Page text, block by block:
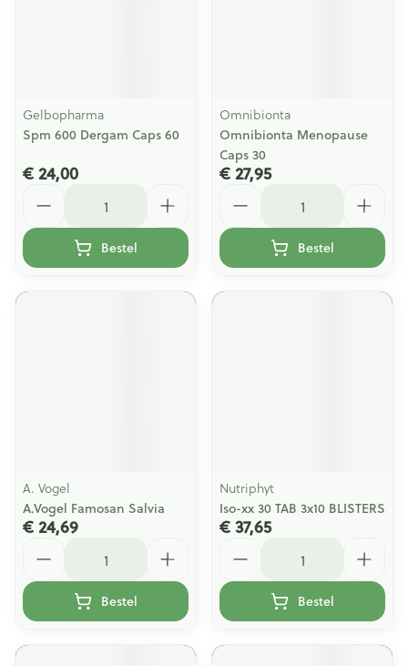
Gelbopharma
Spm 600 Dergam Caps 60
€ 24,00
Bestel
Omnibionta
Omnibionta Menopause
Caps 30
€ 27,95
Bestel
A. Vogel
A.Vogel Famosan Salvia
€ 24,69
Bestel
Nutriphyt
Iso-xx 30 TAB 3x10 BLISTERS
€ 37,65
Bestel